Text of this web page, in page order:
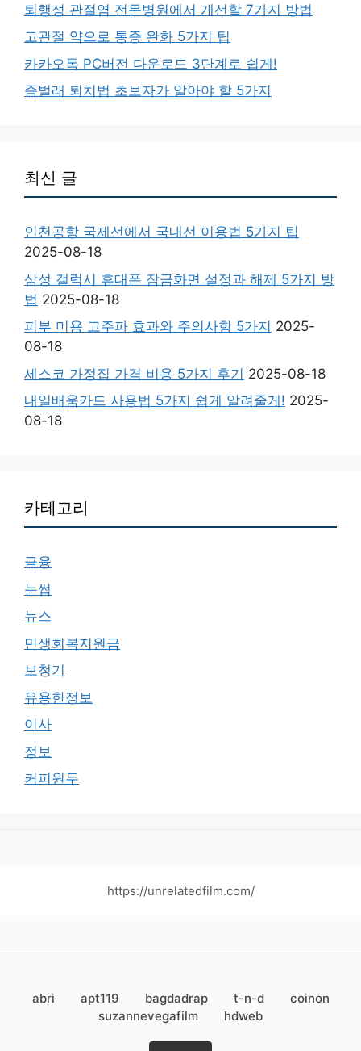
퇴행성 관절염 전문병원에서 개선할 7가지 방법
고관절 약으로 통증 완화 5가지 팁
카카오톡 PC버전 다운로드 3단계로 쉽게!
좀벌래 퇴치법 초보자가 알아야 할 5가지
최신 글
인천공항 국제선에서 국내선 이용법 5가지 팁
2025-08-18
삼성 갤럭시 휴대폰 잠금화면 설정과 해제 5가지 방
법 2025-08-18
피부 미용 고주파 효과와 주의사항 5가지 2025-
08-18
세스코 가정집 가격 비용 5가지 후기 2025-08-18
내일배움카드 사용법 5가지 쉽게 알려줄게! 2025-
08-18
카테고리
금융
눈썹
뉴스
민생회복지원금
보청기
유용한정보
이사
정보
커피원두
https://unrelatedfilm.com/
abri apt119 bagdadrap t-n-d
coinon
suzannevegafilm
hdweb